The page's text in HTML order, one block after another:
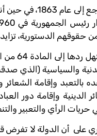
الدستورية،
بالتعبد وإقامة
وإقامة دور
الرأي والتعبير
أن الدولة لا تفرض